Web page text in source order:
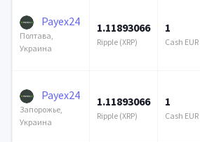
Payex24
Полтава,
Украина
1.11893066
Ripple (XRP)
1
Cash EUR
Payex24
Запорожье,
Украина
1.11893066
Ripple (XRP)
1
Cash EUR